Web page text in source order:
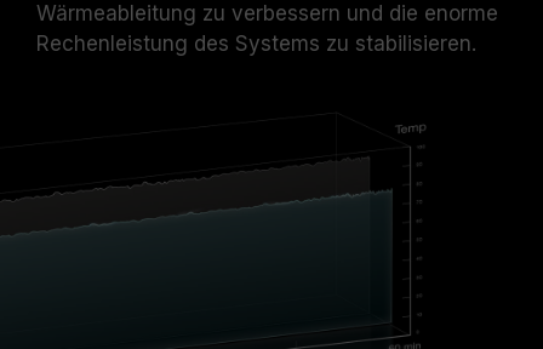
Wärmeableitung zu verbessern und die enorme
Rechenleistung des Systems zu stabilisieren.